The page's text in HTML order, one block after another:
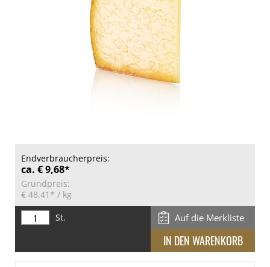
Endverbraucherpreis:
ca. € 9,68*
Grundpreis:
€ 48,41* / kg
St.
Auf die Merkliste